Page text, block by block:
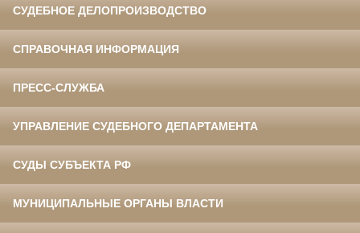
СУДЕБНОЕ ДЕЛОПРОИЗВОДСТВО
СПРАВОЧНАЯ ИНФОРМАЦИЯ
ПРЕСС-СЛУЖБА
УПРАВЛЕНИЕ СУДЕБНОГО ДЕПАРТАМЕНТА
СУДЫ СУБЪЕКТА РФ
МУНИЦИПАЛЬНЫЕ ОРГАНЫ ВЛАСТИ